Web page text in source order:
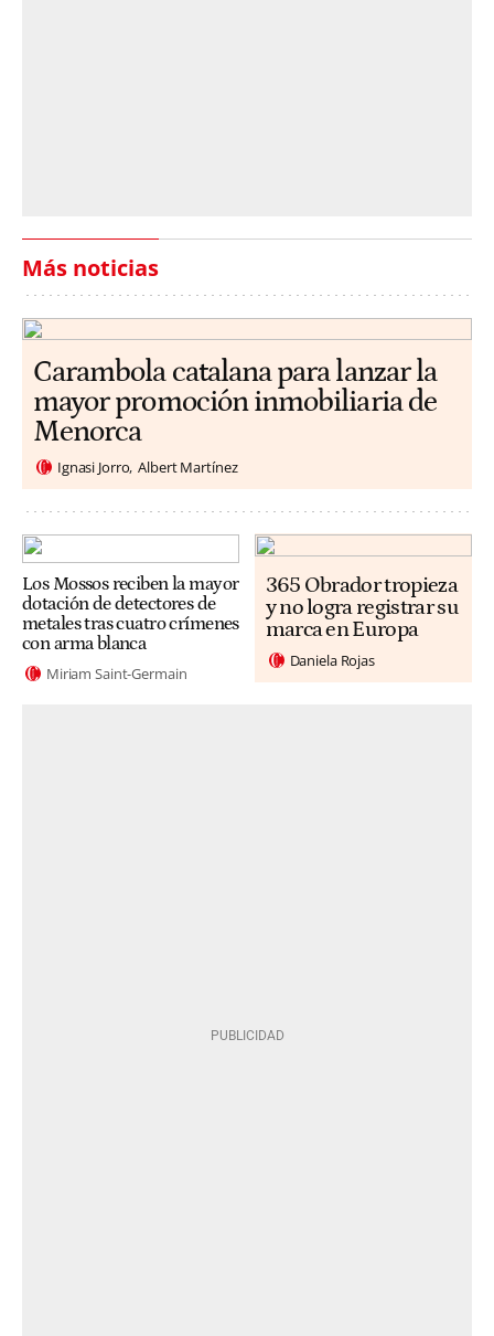
Más noticias
Carambola catalana para lanzar la
mayor promoción inmobiliaria de
Menorca
Ignasi Jorro Albert Martínez
Los Mossos reciben la mayor
dotación de detectores de
metales tras cuatro crímenes
con arma blanca
Miriam Saint-Germain
365 Obrador tropieza
y no logra registrar su
marca en Europa
Daniela Rojas